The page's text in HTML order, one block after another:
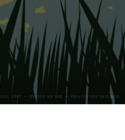
VERT — DESIGN MR RED — RÉALISATIONEKO &CO